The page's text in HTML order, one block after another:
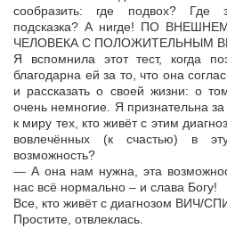
сообразить: где подвох? Где
подсказка? А нигде! ПО
ЧЕЛОВЕКА С ПОЛОЖИТЕЛЬНЫМ
Я вспомнила этот тест, когда
благодарна ей за то, что она
и рассказать о своей жизни: о
очень немногие. Я признательна
к миру тех, кто живёт с этим
вовлечённых (к счастью) в
возможность?
— А она нам нужна, эта
нас всё нормально – и слава Богу!
Все, кто живёт с диагнозом ВИЧ/
Простите, отвлеклась.